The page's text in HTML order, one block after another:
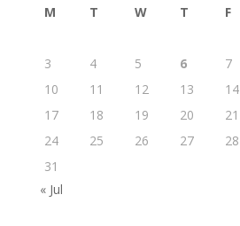
M T W T F
3
4 5 6 7
10
11 12 13 14
17
18 19 20 21
24
25 26 27 28
31
« Jul